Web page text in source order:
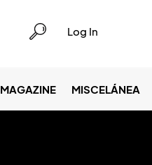
Log In
MAGAZINE MISCELÁNEA